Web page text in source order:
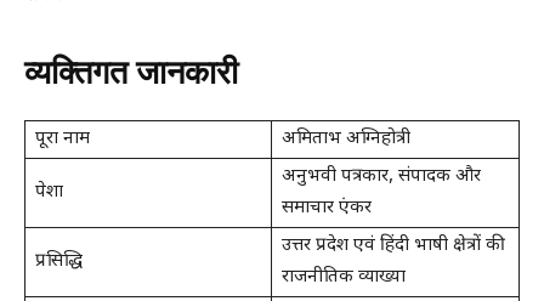
व्यक्तिगत जानकारी
पूरा नाम अमिताभ अग्निहोत्री
पेशा
अनुभवी पत्रकार, संपादक और
समाचार एंकर
प्रसिद्धि
उत्तर प्रदेश एवं हिंदी भाषी क्षेत्रों की
राजनीतिक व्याख्या